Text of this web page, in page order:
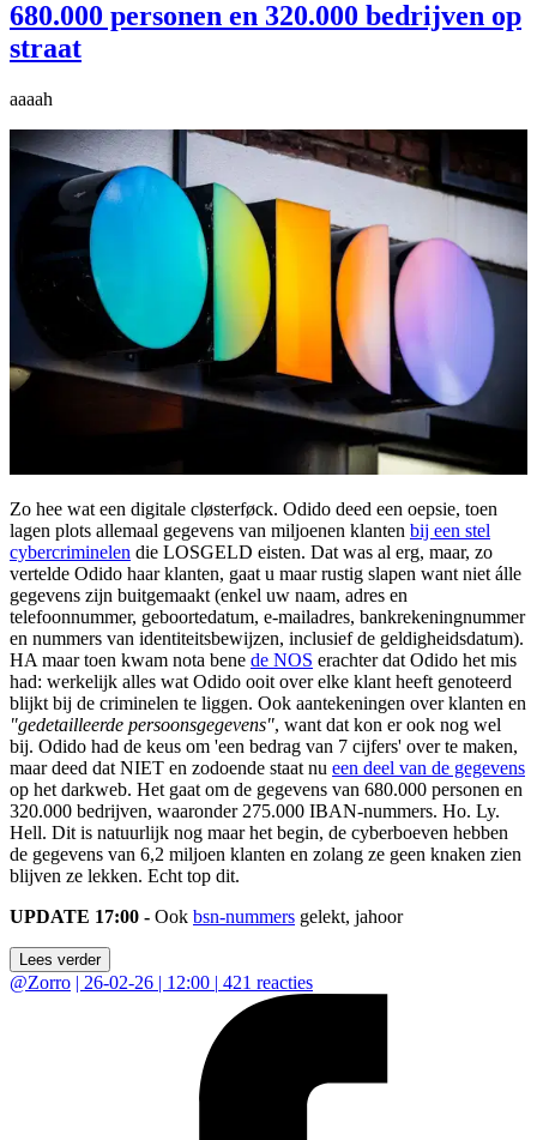
680.000 personen en 320.000 bedrijven op
straat
aaaah
Zo hee wat een digitale cløsterføck. Odido deed een oepsie, toen
lagen plots allemaal gegevens van miljoenen klanten bij een stel
cybercriminelen die LOSGELD eisten. Dat was al erg, maar, zo
vertelde Odido haar klanten, gaat u maar rustig slapen want niet álle
gegevens zijn buitgemaakt (enkel uw naam, adres en
telefoonnummer, geboortedatum, e-mailadres, bankrekeningnummer
en nummers van identiteitsbewijzen, inclusief de geldigheidsdatum).
HA maar toen kwam nota bene de NOS erachter dat Odido het mis
had: werkelijk alles wat Odido ooit over elke klant heeft genoteerd
blijkt bij de criminelen te liggen. Ook aantekeningen over klanten en
"gedetailleerde persoonsgegevens", want dat kon er ook nog wel
bij. Odido had de keus om 'een bedrag van 7 cijfers' over te maken,
maar deed dat NIET en zodoende staat nu een deel van de gegevens
op het darkweb. Het gaat om de gegevens van 680.000 personen en
320.000 bedrijven, waaronder 275.000 IBAN-nummers. Ho. Ly.
Hell. Dit is natuurlijk nog maar het begin, de cyberboeven hebben
de gegevens van 6,2 miljoen klanten en zolang ze geen knaken zien
blijven ze lekken. Echt top dit.
UPDATE 17:00 - Ook bsn-nummers gelekt, jahoor
Lees verder
@Zorro | 26-02-26 | 12:00 | 421 reacties